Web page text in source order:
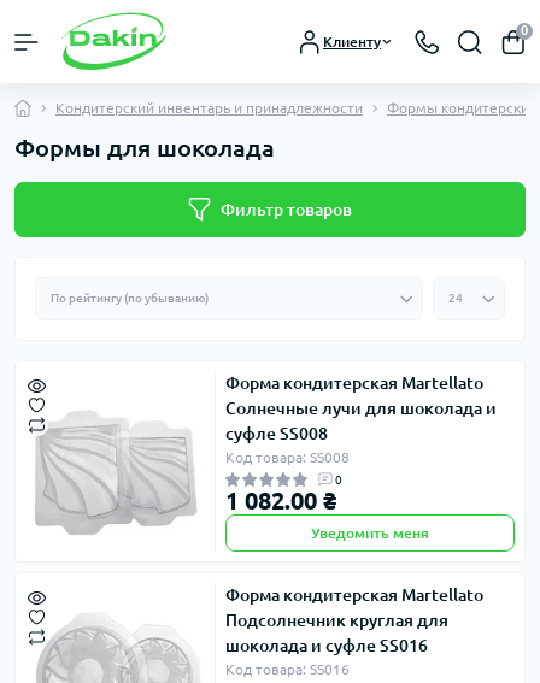
Клиенту
0
Кондитерский инвентарь и принадлежности Формы кондитерские
Формы для шоколада
Фильтр товаров
Форма кондитерская Martellato
Солнечные лучи для шоколада и
суфле SS008
Код товара: SS008
0
1 082.00 ₴
Уведомить меня
Форма кондитерская Martellato
Подсолнечник круглая для
шоколада и суфле SS016
Код товара: SS016